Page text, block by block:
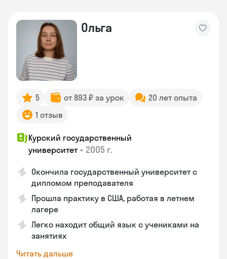
Ольга
5 от 893 ₽ за урок
20 лет опыта
1 отзыв
Курский государственный
университет • 2005 г.
Окончила государственный университет с
дипломом преподавателя
Прошла практику в США, работая в летнем
лагере
Легко находит общий язык с учениками на
занятиях
Читать дальше